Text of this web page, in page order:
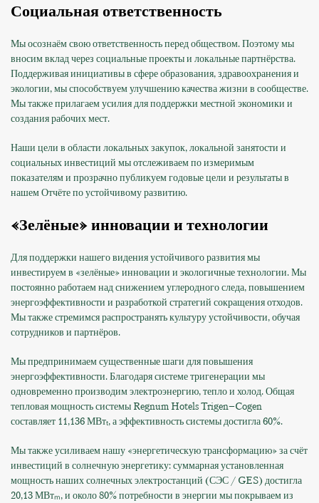
Социальная ответственность
Мы осознаём свою ответственность перед обществом. Поэтому мы
вносим вклад через социальные проекты и локальные партнёрства.
Поддерживая инициативы в сфере образования, здравоохранения и
экологии, мы способствуем улучшению качества жизни в сообществе.
Мы также прилагаем усилия для поддержки местной экономики и
создания рабочих мест.
Наши цели в области локальных закупок, локальной занятости и
социальных инвестиций мы отслеживаем по измеримым
показателям и прозрачно публикуем годовые цели и результаты в
нашем Отчёте по устойчивому развитию.
«Зелёные» инновации и технологии
Для поддержки нашего видения устойчивого развития мы
инвестируем в «зелёные» инновации и экологичные технологии. Мы
постоянно работаем над снижением углеродного следа, повышением
энергоэффективности и разработкой стратегий сокращения отходов.
Мы также стремимся распространять культуру устойчивости, обучая
сотрудников и партнёров.
Мы предпринимаем существенные шаги для повышения
энергоэффективности. Благодаря системе тригенерации мы
одновременно производим электроэнергию, тепло и холод. Общая
тепловая мощность системы Regnum Hotels Trigen–Cogen
составляет 11,136 МВтₜ, а эффективность системы достигла 60%.
Мы также усиливаем нашу «энергетическую трансформацию» за счёт
инвестиций в солнечную энергетику: суммарная установленная
мощность наших солнечных электростанций (СЭС / GES) достигла
20,13 МВтₘ, и около 80% потребности в энергии мы покрываем из